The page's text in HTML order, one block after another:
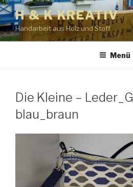
Zum
Inhalt
springen
H & K KREATIV
Handarbeit aus Holz und Stoff
Menü
Die Kleine –
blau_braun